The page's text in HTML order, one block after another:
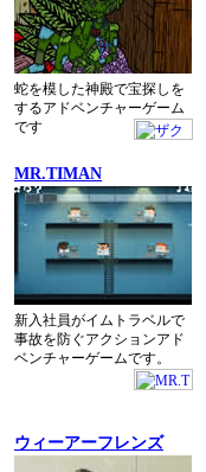
蛇を模した神殿で宝探しを
するアドベンチャーゲーム
です
MR.TIMAN
新入社員がイムトラベルで
事故を防ぐアクションアド
ベンチャーゲームです。
ウィーアーフレンズ